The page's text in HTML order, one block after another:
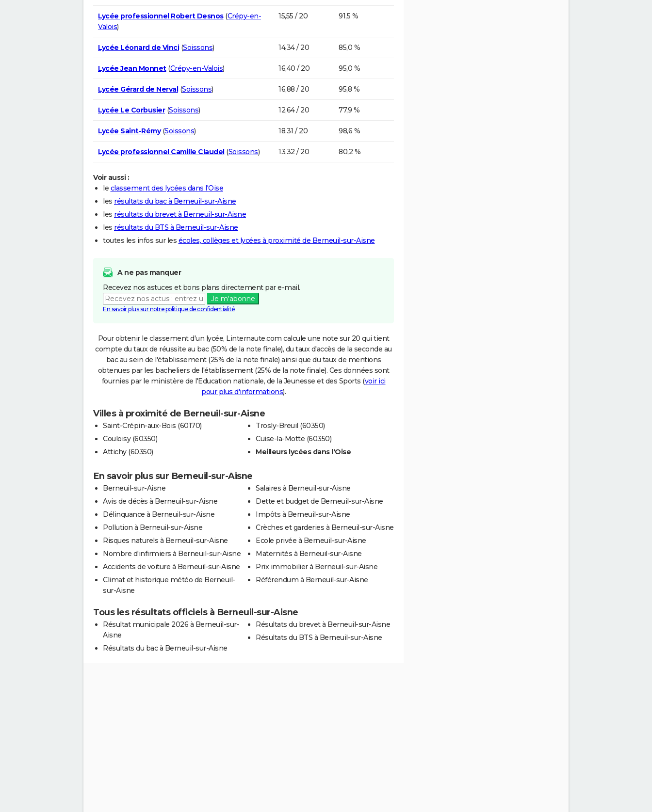
Lycée professionnel Robert Desnos(Crépy-en-
Valois)
15,55 / 20 91,5 %
Lycée Léonard de Vinci(Soissons) 14,34 / 20 85,0 %
Lycée Jean Monnet(Crépy-en-Valois) 16,40 / 20 95,0 %
Lycée Gérard de Nerval(Soissons) 16,88 / 20 95,8 %
Lycée Le Corbusier(Soissons) 12,64 / 20 77,9 %
Lycée Saint-Rémy(Soissons) 18,31 / 20 98,6 %
Lycée professionnel Camille Claudel(Soissons) 13,32 / 20 80,2 %
Voir aussi :
le classement des lycées dans l'Oise
les résultats du bac à Berneuil-sur-Aisne
les résultats du brevet à Berneuil-sur-Aisne
les résultats du BTS à Berneuil-sur-Aisne
toutes les infos sur les écoles, collèges et lycées à proximité de Berneuil-sur-Aisne
A ne pas manquer
Recevez nos astuces et bons plans directement par e-mail.
Je m'abonne
En savoir plus sur notre politique de confidentialité
Pour obtenir le classement d'un lycée, Linternaute.com calcule une note sur 20 qui tient
compte du taux de réussite au bac (50% de la note finale), du taux d'accès de la seconde au
bac au sein de l'établissement (25% de la note finale) ainsi que du taux de mentions
obtenues par les bacheliers de l'établissement (25% de la note finale). Ces données sont
fournies par le ministère de l'Education nationale, de la Jeunesse et des Sports (voir ici
pour plus d'informations).
Villes à proximité de Berneuil-sur-Aisne
Saint-Crépin-aux-Bois (60170)
Couloisy (60350)
Attichy (60350)
Trosly-Breuil (60350)
Cuise-la-Motte (60350)
Meilleurs lycées dans l'Oise
En savoir plus sur Berneuil-sur-Aisne
Berneuil-sur-Aisne
Avis de décès à Berneuil-sur-Aisne
Délinquance à Berneuil-sur-Aisne
Pollution à Berneuil-sur-Aisne
Risques naturels à Berneuil-sur-Aisne
Nombre d'infirmiers à Berneuil-sur-Aisne
Accidents de voiture à Berneuil-sur-Aisne
Climat et historique météo de Berneuil-
sur-Aisne
Salaires à Berneuil-sur-Aisne
Dette et budget de Berneuil-sur-Aisne
Impôts à Berneuil-sur-Aisne
Crèches et garderies à Berneuil-sur-Aisne
Ecole privée à Berneuil-sur-Aisne
Maternités à Berneuil-sur-Aisne
Prix immobilier à Berneuil-sur-Aisne
Référendum à Berneuil-sur-Aisne
Tous les résultats officiels à Berneuil-sur-Aisne
Résultat municipale 2026 à Berneuil-sur-
Aisne
Résultats du bac à Berneuil-sur-Aisne
Résultats du brevet à Berneuil-sur-Aisne
Résultats du BTS à Berneuil-sur-Aisne